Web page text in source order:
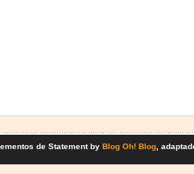
de Statement by Blog Oh! Blog,